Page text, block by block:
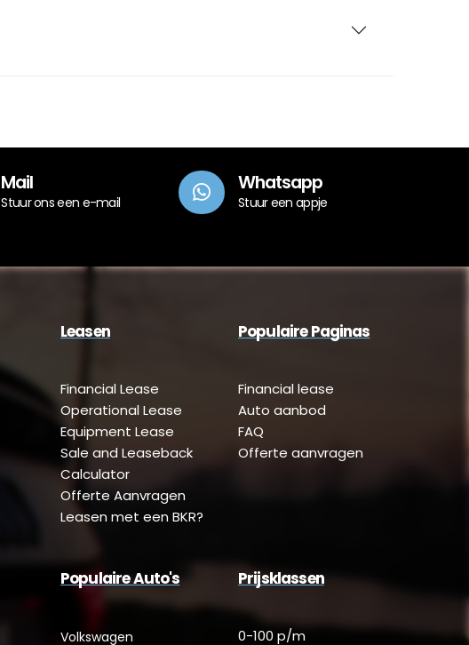
Mail
Stuur ons een e-mail
Whatsapp
Stuur een appje
Leasen
Financial Lease
Operational Lease
Equipment Lease
Sale and Leaseback
Calculator
Offerte Aanvragen
Leasen met een BKR?
Populaire Paginas
Financial lease
Auto aanbod
FAQ
Offerte aanvragen
Populaire Auto's
Volkswagen
Prijsklassen
0-100 p/m